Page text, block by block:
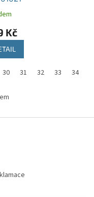
34/35
Kč
30 31 32 33 34